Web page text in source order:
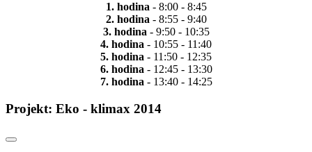
1. hodina - 8:00 - 8:45
2. hodina - 8:55 - 9:40
3. hodina - 9:50 - 10:35
4. hodina - 10:55 - 11:40
5. hodina - 11:50 - 12:35
6. hodina - 12:45 - 13:30
7. hodina - 13:40 - 14:25
Projekt: Eko - klimax 2014